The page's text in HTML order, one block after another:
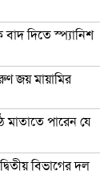
দিতে স্প্যানিশ
জয় মায়ামির
মাতাতে পারেন যে
বিভাগের দল